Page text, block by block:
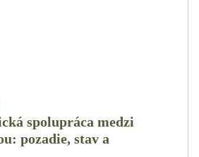
spolupráca medzi
pozadie, stav a